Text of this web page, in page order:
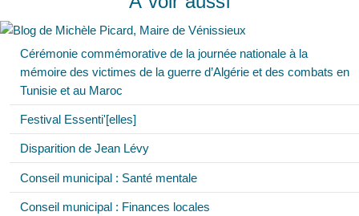
Cérémonie commémorative de la journée nationale à la
mémoire des victimes de la guerre d’Algérie et des combats en
Tunisie et au Maroc
Festival Essenti'[elles]
Disparition de Jean Lévy
Conseil municipal : Santé mentale
Conseil municipal : Finances locales